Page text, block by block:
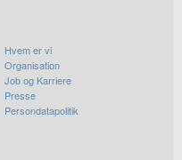
Hvem er vi
Organisation
Job og Karriere
Presse
Persondatapolitik